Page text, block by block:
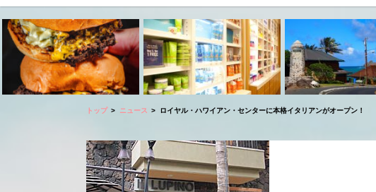
トップ ニュース ロイヤル・ハワイアン・センターに本格イタリアンがオープン！